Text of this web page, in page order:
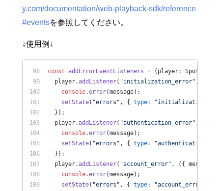
y.com/documentation/web-playback-sdk/reference
#eventsを参照してください。
↓使用例↓
const addErrorEventListeners = ( player:
  player.
addListener( "initialization_error" ,
console.error(message);
setState( "errors" , { type:
  });
  player.
addListener( "authentication_error" ,
console.error(message);
setState( "errors" , { type:
  });
  player.
addListener( "account_error" , ( { message }
console.error(message);
setState( "errors" , { type: "account_error"